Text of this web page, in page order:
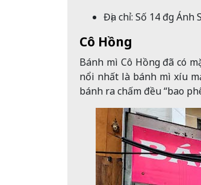
Địa chỉ: Số 14 đg Ánh
Cô Hồng
Bánh mì Cô Hồng đã có
nổi nhất là bánh mì xíu
bánh ra chấm đều “bao